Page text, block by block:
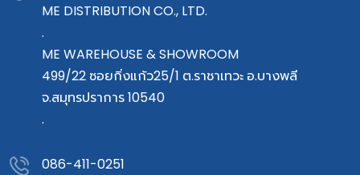
ME DISTRIBUTION CO., LTD.
.
ME WAREHOUSE & SHOWROOM
499/22 ซอยกิ่งแก้ว25/1 ต.ราชาเทวะ อ.บางพลี
จ.สมุทรปราการ 10540
.
086-411-0251